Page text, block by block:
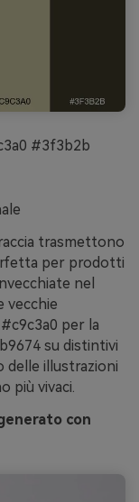
#3f3b2b
trasmettono
per prodotti
nel
vecchie
per la
su distintivi
delle illustrazioni
più vivaci.
con